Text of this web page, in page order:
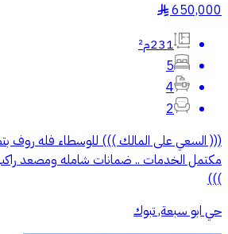
650,000
§
231م²
5
4
2
((( السعي على المالك ))) للوسطاء فله روف
مكتمل الخدمات .. ضمانات شامله ومصعد
)))
حي ابو سبعة, تبوك